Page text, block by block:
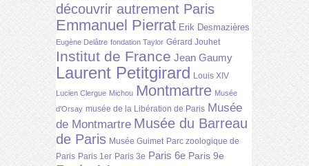
découvrir autrement Paris
Emmanuel Pierrat Erik Desmazières
Eugène Delâtre fondation Taylor Gérard Jouhet
Institut de France Jean Gaumy
Laurent Petitgirard Louis XIV
Lucien Clergue Michou Montmartre Musée
d'Orsay musée de la Libération de Paris Musée
de Montmartre Musée du Barreau
de Paris Musée Guimet Parc zoologique de
Paris Paris 1er Paris 3e Paris 6e Paris 9e